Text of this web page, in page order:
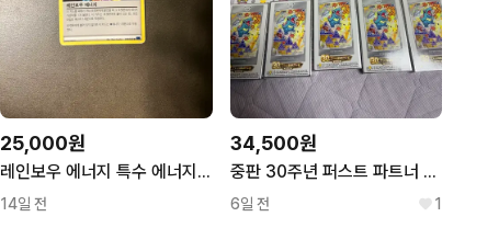
25,000원
레인보우 에너지 특수 에너지 카드
14일 전
34,500원
중판 30주년 퍼스트 파트너 2탄
6일 전 1